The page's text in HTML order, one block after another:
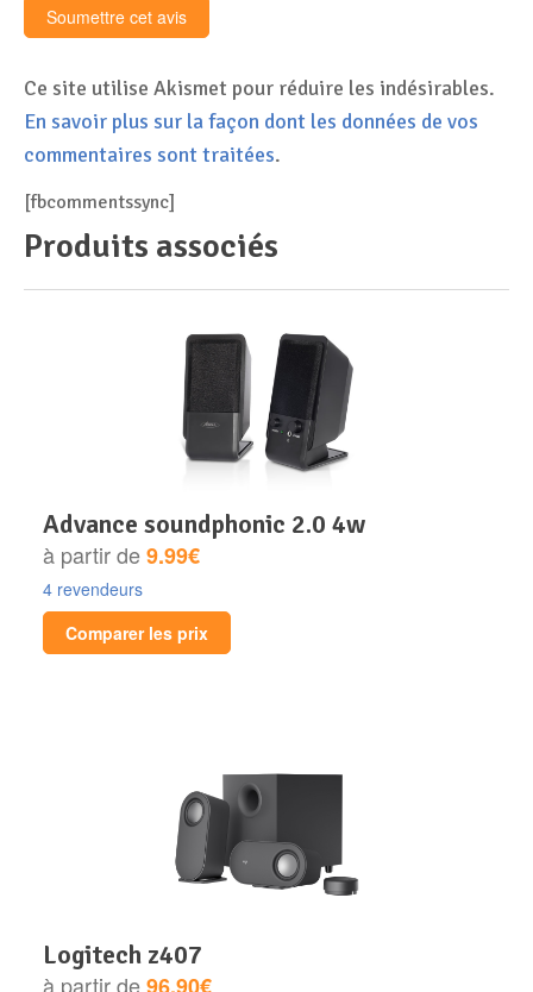
Ce site utilise Akismet pour réduire les indésirables.
En savoir plus sur la façon dont les données de vos
commentaires sont traitées.
[fbcommentssync]
Produits associés
advance soundphonic 2.0 4w
à partir de9.99€
4 revendeurs
Comparer les prix
logitech z407
à partir de96.90€